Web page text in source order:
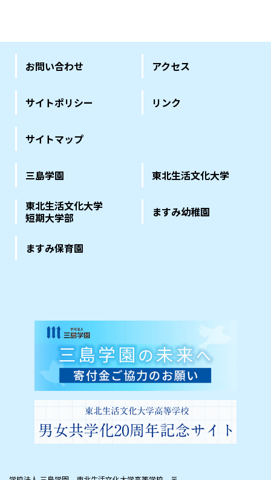
お問い合わせ アクセス
サイトポリシー リンク
サイトマップ
三島学園 東北生活文化大学
東北生活文化大学
短期大学部
ますみ幼稚園
ますみ保育園